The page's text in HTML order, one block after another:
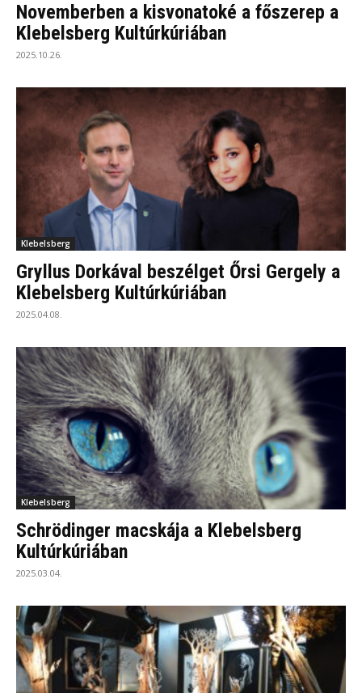
Novemberben a kisvonatoké a főszerep a
Klebelsberg Kultúrkúriában
2025.10.26.
Klebelsberg
Gryllus Dorkával beszélget Őrsi Gergely a
Klebelsberg Kultúrkúriában
2025.04.08.
Klebelsberg
Schrödinger macskája a Klebelsberg
Kultúrkúriában
2025.03.04.